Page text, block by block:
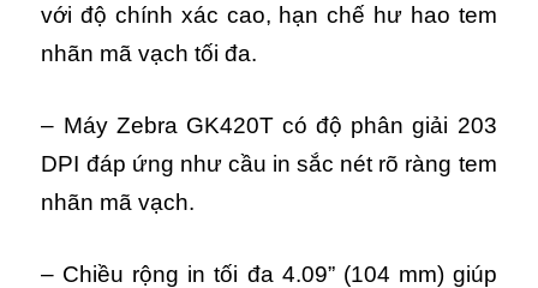
với độ chính xác cao, hạn chế hư hao tem
nhãn mã vạch tối đa.
– Máy Zebra GK420T có độ phân giải 203
DPI đáp ứng như cầu in sắc nét rõ ràng tem
nhãn mã vạch.
– Chiều rộng in tối đa 4.09” (104 mm) giúp